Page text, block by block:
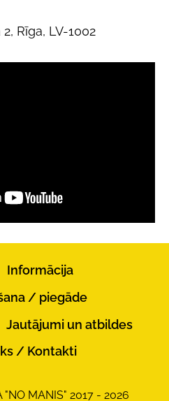
Rīga, LV-1002
Informācija
/ piegāde
Jautājumi un atbildes
/ Kontakti
MANIS" 2017 - 2026